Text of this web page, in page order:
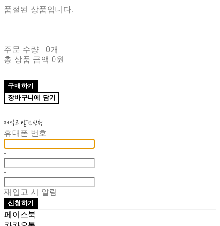
품절된 상품입니다.
주문 수량
0개
총 상품 금액 0원
구매하기
장바구니에 담기
재입고 알림 신청
휴대폰 번호
-
-
재입고 시 알림
신청하기
페이스북